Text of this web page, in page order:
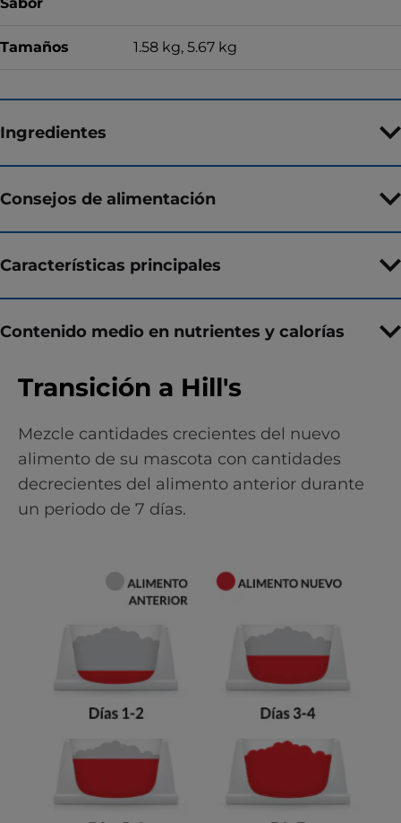
Tamaños 1.58 kg, 5.67 kg
Ingredientes
Consejos de alimentación
Características principales
Contenido medio en nutrientes y calorías
Transición a Hill's
Mezcle cantidades crecientes del nuevo
alimento de su mascota con cantidades
decrecientes del alimento anterior durante
un periodo de 7 días.